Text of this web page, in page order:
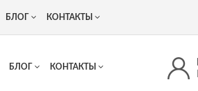
13 +7 (917) 537 17 16
БЛОГ КОНТАКТЫ
БЛОГ КОНТАКТЫ